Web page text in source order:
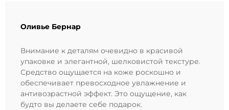
Оливье Бернар
Внимание к деталям очевидно в красивой
упаковке и элегантной, шелковистой текстуре.
Средство ощущается на коже роскошно и
обеспечивает превосходное увлажнение и
антивозрастной эффект. Это ощущение, как
будто вы делаете себе подарок.